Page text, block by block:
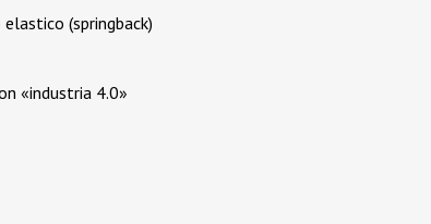
(springback)
«industria 4.0»